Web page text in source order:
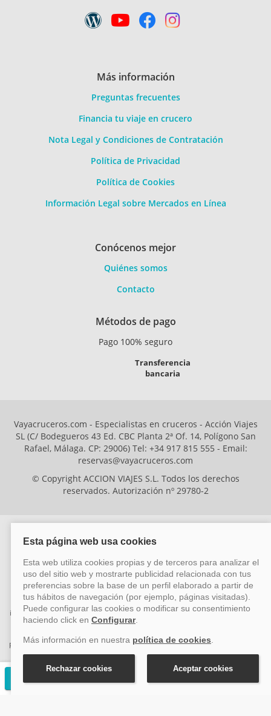
Más información
Preguntas frecuentes
Financia tu viaje en crucero
Nota Legal y Condiciones de Contratación
Política de Privacidad
Política de Cookies
Información Legal sobre Mercados en Línea
Conócenos mejor
Quiénes somos
Contacto
Métodos de pago
Pago 100% seguro
Transferencia
bancaria
Vayacruceros.com - Especialistas en cruceros - Acción Viajes
SL (C/ Bodegueros 43 Ed. CBC Planta 2ª Of. 14, Polígono San
Rafael, Málaga. CP: 29006) Tel: +34 917 815 555 - Email:
reservas@vayacruceros.com
© Copyright ACCION VIAJES S.L. Todos los derechos
reservados. Autorización nº 29780-2
ACCION VIAJES SL ha sido beneficiaria del Fondo Europeo de Desarrollo
Regional (FEDER), cuyo objetivo es mejorar la competitividad de las pymes
mediante el impulso de la innovación, el desarrollo tecnológico, la
investigación de calidad y el uso seguro y fiable del ciberespacio. Gracias a
esta financiación, la empresa ha puesto en marcha un Plan de Acción
promoviendo la innovación y la ciberseguridad. Para ello, ha contado con el
apoyo de los programas Pyme Innova y Pyme Cibersegura de la Cámara
de Comercio de Málaga. #EuropaSeSiente